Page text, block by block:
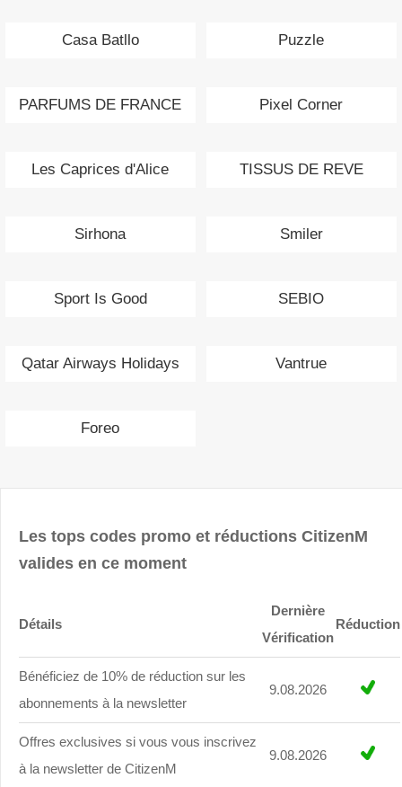
Casa Batllo Puzzle
PARFUMS DE FRANCE Pixel Corner
Les Caprices d'Alice TISSUS DE REVE
Sirhona Smiler
Sport Is Good SEBIO
Qatar Airways Holidays Vantrue
Foreo
Les tops codes promo et réductions CitizenM
valides en ce moment
Détails
Dernière
Vérification
Réduction
Bénéficiez de 10% de réduction sur les
abonnements à la newsletter
9.08.2026
Offres exclusives si vous vous inscrivez
à la newsletter de CitizenM
9.08.2026